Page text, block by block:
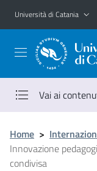
Vai al contenuto
Vai al menu di
Università di Catania
Vai ai
Home >
Innovazione
condivisa